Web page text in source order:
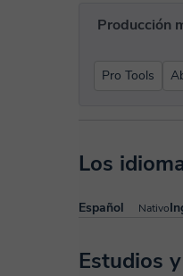
Producción
Pro Tools
Los
Español Nativo
Estudios